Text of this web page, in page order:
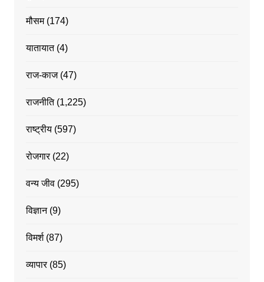
मौसम(174)
यातायात(4)
राज-काज(47)
राजनीति(1,225)
राष्ट्रीय(597)
रोजगार(22)
वन्य जीव(295)
विज्ञान(9)
विमर्श(87)
व्यापार(85)